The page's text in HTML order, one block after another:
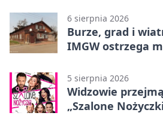
6 sierpnia 2026
Burze, grad i
IMGW ostrzega
5 sierpnia 2026
Widzowie
„Szalone